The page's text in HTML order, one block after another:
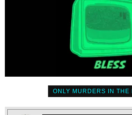
ONLY MURDERS IN THE